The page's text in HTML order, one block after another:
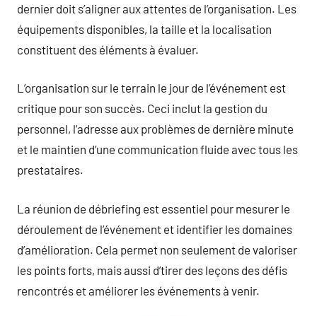
dernier doit s’aligner aux attentes de l’organisation. Les
équipements disponibles, la taille et la localisation
constituent des éléments à évaluer.
L’organisation sur le terrain le jour de l’événement est
critique pour son succès. Ceci inclut la gestion du
personnel, l’adresse aux problèmes de dernière minute
et le maintien d’une communication fluide avec tous les
prestataires.
La réunion de débriefing est essentiel pour mesurer le
déroulement de l’événement et identifier les domaines
d’amélioration. Cela permet non seulement de valoriser
les points forts, mais aussi d’tirer des leçons des défis
rencontrés et améliorer les événements à venir.